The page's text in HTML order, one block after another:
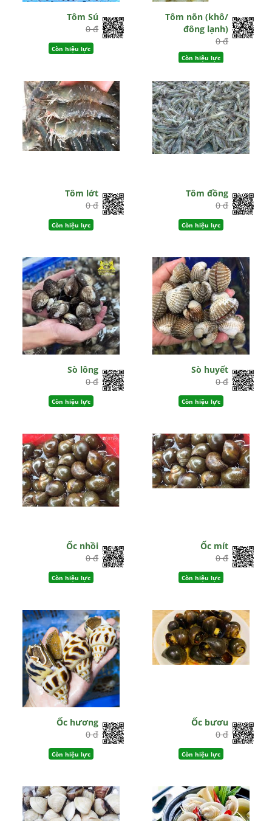
Tôm Sú
0 đ
Còn hiệu lực
Tôm nõn (khô/
đông lạnh)
0 đ
Còn hiệu lực
Tôm lớt
0 đ
Còn hiệu lực
Tôm đồng
0 đ
Còn hiệu lực
Sò lông
0 đ
Còn hiệu lực
Sò huyết
0 đ
Còn hiệu lực
Ốc nhồi
0 đ
Còn hiệu lực
Ốc mít
0 đ
Còn hiệu lực
Ốc hương
0 đ
Còn hiệu lực
Ốc bươu
0 đ
Còn hiệu lực